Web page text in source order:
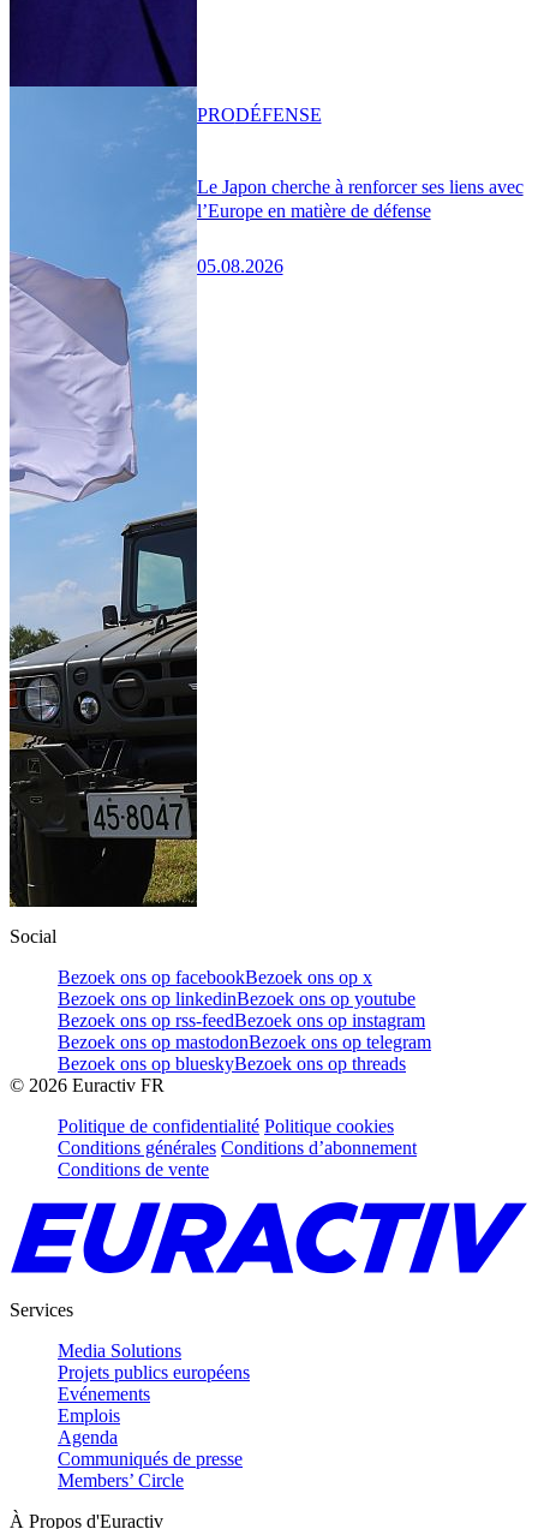
Le Japon cherche à renforcer ses liens avec
l’Europe en matière de défense
05.08.2026
PRODÉFENSE
Social
Bezoek ons op facebookBezoek ons op x
Bezoek ons op linkedinBezoek ons op youtube
Bezoek ons op rss-feedBezoek ons op instagram
Bezoek ons op mastodonBezoek ons op telegram
Bezoek ons op blueskyBezoek ons op threads
© 2026 Euractiv FR
Politique de confidentialité Politique cookies
Conditions générales Conditions d’abonnement
Conditions de vente
Services
Media Solutions
Projets publics européens
Evénements
Emplois
Agenda
Communiqués de presse
Members’ Circle
À Propos d'Euractiv